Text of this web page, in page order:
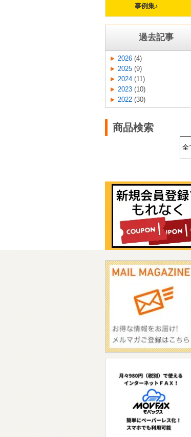
事例集♪
過去記事
2026 (4)
2025 (9)
2024 (11)
2023 (10)
2022 (30)
商品検索